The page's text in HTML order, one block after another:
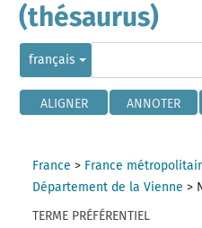
(thésaurus)
français
ALIGNER ANNOTER
France > France
Département de la Vienne >
TERME PRÉFÉRENTIEL